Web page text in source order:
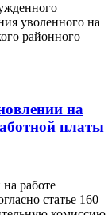
уволенного на
районного
на
платы
работе
статье 160